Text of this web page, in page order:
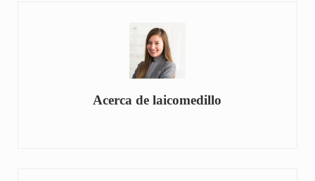
Acerca delaicomedillo